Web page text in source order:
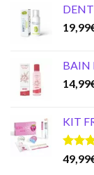
19,99
BAIN
14,99
KIT
Note
sur 5
49,99